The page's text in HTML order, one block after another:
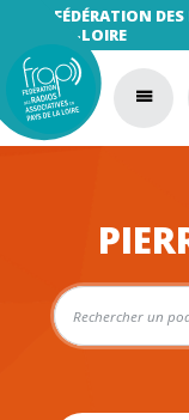
FÉDÉRATION
LA-LOIRE